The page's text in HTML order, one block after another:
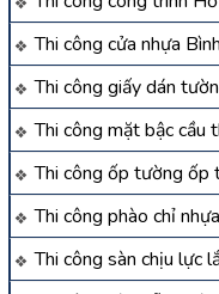
Thi công cửa nhựa
Thi công giấy dán
Thi công mặt bậc cầu
Thi công ốp tường ốp
Thi công phào chỉ
Thi công sàn chịu lực